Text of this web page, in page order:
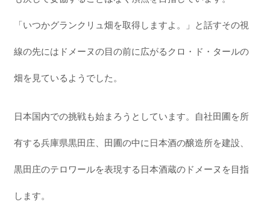
「いつかグランクリュ畑を取得しますよ。」と話すその視
線の先にはドメーヌの目の前に広がるクロ・ド・タールの
畑を見ているようでした。
日本国内での挑戦も始まろうとしています。自社田圃を所
有する兵庫県黒田庄、田圃の中に日本酒の醸造所を建設、
黒田庄のテロワールを表現する日本酒蔵のドメーヌを目指
します。